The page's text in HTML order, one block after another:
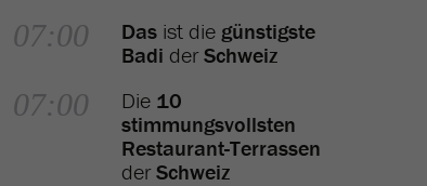
07:00 Das ist die günstigste
Badi derSchweiz
07:00 Die 10
stimmungsvollsten
Restaurant-Terrassen
derSchweiz